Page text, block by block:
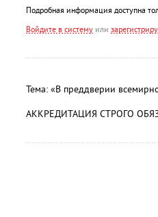
Подробная информация доступна
Войдите в систему или
Тема: «В преддверии
АККРЕДИТАЦИЯ СТРОГО